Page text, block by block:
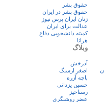
حقوق بشر
حقوق بشر در ایران
زنان ايران پرس نيوز
عدالت برای ایران
کمیته دانشجویی دفاع
هرانا
وبلاگ
آذرخش
اصغر ارسنگ
باچه آزره
حسین یزدانی
رستاخیز
عضر روشنگری